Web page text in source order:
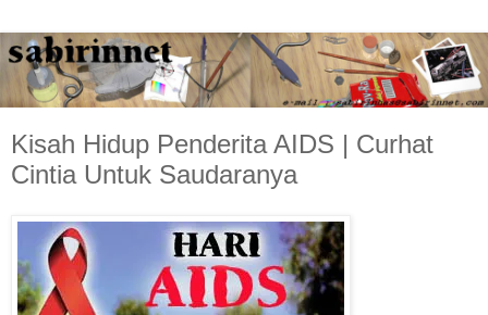
Kisah Hidup Penderita AIDS | Curhat
Cintia Untuk Saudaranya